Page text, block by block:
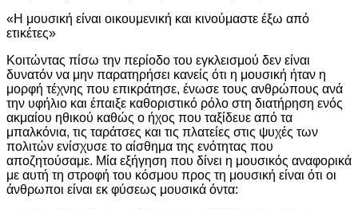
«Η μουσική είναι οικουμενική και κινούμαστε έξω από
ετικέτες»
Κοιτώντας πίσω την περίοδο του εγκλεισμού δεν είναι
δυνατόν να μην παρατηρήσει κανείς ότι η μουσική ήταν η
μορφή τέχνης που επικράτησε, ένωσε τους ανθρώπους ανά
την υφήλιο και έπαιξε καθοριστικό ρόλο στη διατήρηση ενός
ακμαίου ηθικού καθώς ο ήχος που ταξίδευε από τα
μπαλκόνια, τις ταράτσες και τις πλατείες στις ψυχές των
πολιτών ενίσχυσε το αίσθημα της ενότητας που
αποζητούσαμε. Μία εξήγηση που δίνει η μουσικός αναφορικά
με αυτή τη στροφή του κόσμου προς τη μουσική είναι ότι οι
άνθρωποι είναι εκ φύσεως μουσικά όντα: